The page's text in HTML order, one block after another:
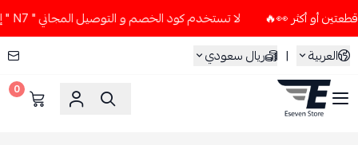
لا تستخدم كود الخصم و التوصيل المجاني " N7 " إلا إذا طلبت قطعتين أو أكثر 👀🔥
العربية
| ريال سعودي
ESEVEN STORE
0